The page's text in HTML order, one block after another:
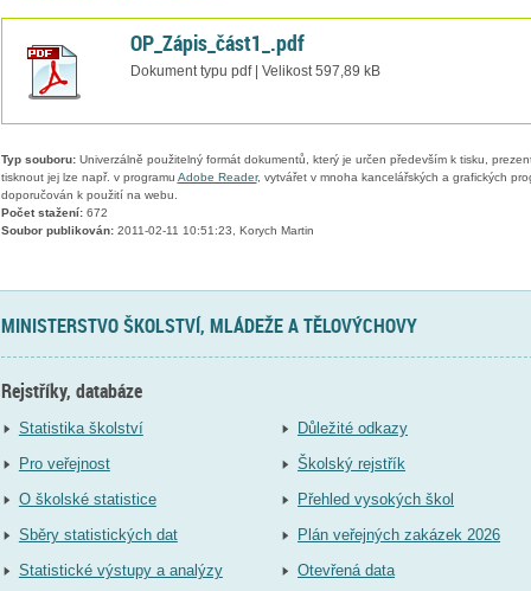
OP_Zápis_část1_.pdf
Dokument typu pdf | Velikost 597,89 kB
Typ souboru:Univerzálně použitelný formát dokumentů, který je určen především k tisku,
tisknout jej lze např. v programu Adobe Reader, vytvářet v mnoha kancelářských a grafických
doporučován k použití na webu.
Počet stažení:672
Soubor publikován:2011-02-11 10:51:23, Korych Martin
MINISTERSTVO ŠKOLSTVÍ, MLÁDEŽE A TĚLOVÝCHOVY
Rejstříky, databáze
Statistika školství
Pro veřejnost
O školské statistice
Sběry statistických dat
Statistické výstupy a analýzy
Důležité odkazy
Školský rejstřík
Přehled vysokých škol
Plán veřejných zakázek 2026
Otevřená data